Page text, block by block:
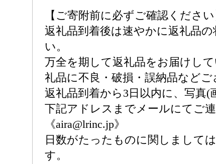
【ご寄附前に必ずご確認ください
返礼品到着後は速やかに返礼品
い。
万全を期して返礼品をお届けし
礼品に不良・破損・誤納品などご
返礼品到着から3日以内に、写真(
下記アドレスまでメールにてご連
《aira@lrinc.jp》
日数がたったものに関しまして
す。